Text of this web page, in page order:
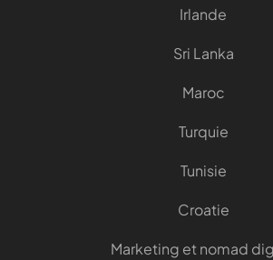
Irlande
Sri Lanka
Maroc
Turquie
Tunisie
Croatie
Marketing et nomad